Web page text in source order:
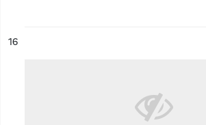
n°
16